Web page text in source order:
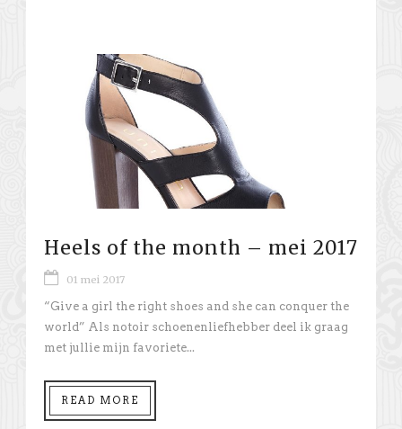
Heels of the month – mei 2017
01 mei 2017
“Give a girl the right shoes and she can conquer the
world” Als notoir schoenenliefhebber deel ik graag
met jullie mijn favoriete...
READ MORE